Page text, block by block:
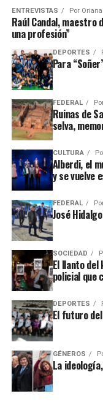
ENTREVISTAS Por
Raúl Candal, maestro
una profesión”
DEPORTES
Para
FEDERAL
Ruinas de
selva,
CULTURA
Alberdi, el
y se vuelve
FEDERAL
José
SOCIEDAD
El llanto del
policial que
DEPORTES
El futuro
GÉNEROS
La